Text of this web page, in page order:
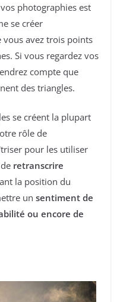
photographies est
se créer
avez trois points
Si vous regardez vos
compte que
des triangles.
se créent la plupart
rôle de
pour les utiliser
retranscrire
la position du
un sentiment de
ou encore de